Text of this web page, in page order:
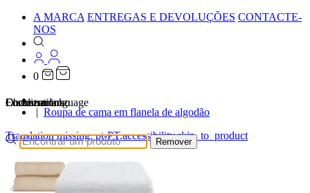
A MARCA ENTREGAS E DEVOLUÇÕES CONTACTE-
NOS
0
Localizations
Choose a language
Encontrar
Remover
O seu carrinho
…
Roupa de cama em flanela de algodão
Translation missing: pt-PT.accessibility.skip_to_product